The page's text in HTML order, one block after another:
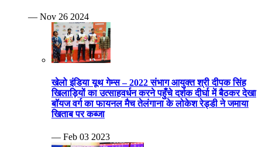
— Nov 26 2024
खेलो इंडिया यूथ गेम्स – 2022 संभाग आयुक्त श्री दीपक सिंह
खिलाड़ियों का उत्साहवर्धन करने पहुँचे दर्शक दीर्घा में बैठकर देखा
बॉयज वर्ग का फायनल मैच तेलंगाना के लोकेश रेड्डी ने जमाया
खिताब पर कब्जा
— Feb 03 2023